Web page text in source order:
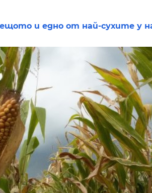
и едно от най-сухите у